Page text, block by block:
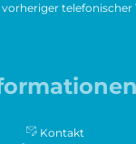
telefonischer
Kontakt